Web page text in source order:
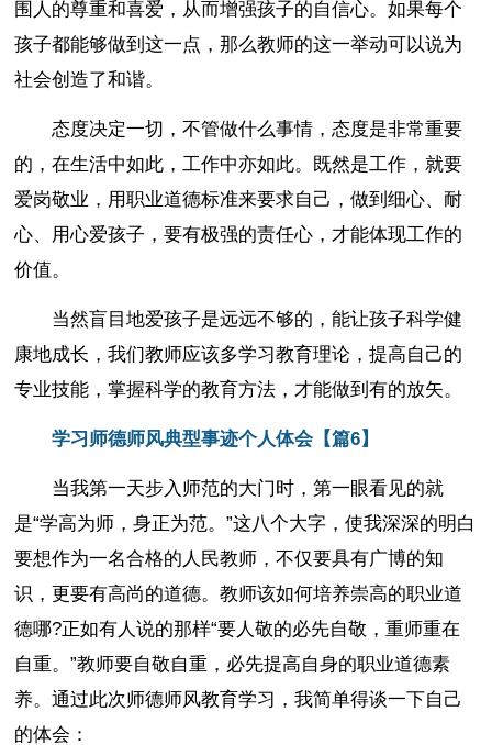
围人的尊重和喜爱，从而增强孩子的自信心。如果每个
孩子都能够做到这一点，那么教师的这一举动可以说为
社会创造了和谐。
态度决定一切，不管做什么事情，态度是非常重要
的，在生活中如此，工作中亦如此。既然是工作，就要
爱岗敬业，用职业道德标准来要求自己，做到细心、耐
心、用心爱孩子，要有极强的责任心，才能体现工作的
价值。
当然盲目地爱孩子是远远不够的，能让孩子科学健
康地成长，我们教师应该多学习教育理论，提高自己的
专业技能，掌握科学的教育方法，才能做到有的放矢。
学习师德师风典型事迹个人体会【篇6】
当我第一天步入师范的大门时，第一眼看见的就
是“学高为师，身正为范。”这八个大字，使我深深的明白
要想作为一名合格的人民教师，不仅要具有广博的知
识，更要有高尚的道德。教师该如何培养崇高的职业道
德哪?正如有人说的那样“要人敬的必先自敬，重师重在
自重。”教师要自敬自重，必先提高自身的职业道德素
养。通过此次师德师风教育学习，我简单得谈一下自己
的体会：